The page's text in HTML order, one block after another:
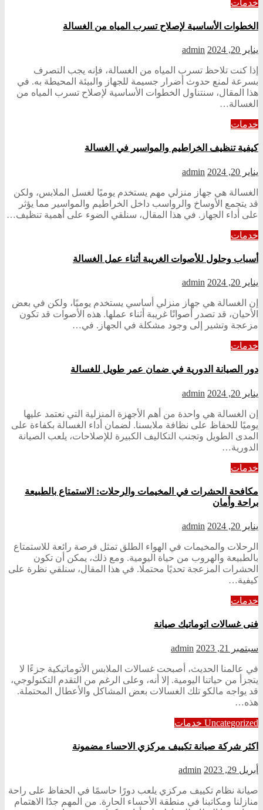
خدمات
الخطوات الأساسية لإصلاح تسرب المياه من الغسالة
يناير 20, 2024 admin
إذا كنت تلاحظ تسرب المياه من الغسالة، فإنه يجب التصرف
بسرعة لمنع حدوث أضرار جسيمة للجهاز والبيئة المحيطة به. في
هذا المقال، سنتناول الخطوات الأساسية لإصلاح تسرب المياه من
الغسالة…
خدمات
كيفية تنظيف الخراطيم والمواسير في الغسالة
يناير 20, 2024 admin
الغسالة هي جهاز منزلي مهم يستخدم يوميًا لغسل الملابس، ولكن
قد يتجمع الأوساخ والرواسب داخل الخراطيم والمواسير مما يؤثر
على أداء الجهاز. في هذا المقال، سنلقي الضوء على أهمية تنظيف…
خدمات
أسباب وحلول للأصوات الغريبة أثناء عمل الغسالة
يناير 20, 2024 admin
إن الغسالة هي جهاز منزلي أساسي يستخدم يوميًا، ولكن في بعض
الأحيان، قد تصدر أصواتًا غريبة أثناء عملها. هذه الأصوات قد تكون
مزعجة وتشير إلى وجود مشكلة في الجهاز. في…
خدمات
دور الصيانة الدورية في ضمان عمر طويل للغسالة
يناير 20, 2024 admin
إن الغسالة هي واحدة من أهم الأجهزة المنزلية التي نعتمد عليها
يوميًا للحفاظ على نظافة ملابسنا. لضمان أداء الغسالة بكفاءة على
المدى الطويل وتجنب التكاليف الكبيرة للإصلاحات، يلعب الصيانة
الدورية…
خدمات
مكافحة الحشرات في المخيمات والرحلات: الاستمتاع بالطبيعة
براحة وأمان
يناير 20, 2024 admin
الرحلات والمخيمات في الهواء الطلق تمثل فرصة رائعة للاستمتاع
بالطبيعة والهروب من حياة اليومية. ومع ذلك، يمكن أن تكون
الحشرات المزعجة تحديًا محتملًا. في هذا المقال، سنلقي نظرة على
كيفية…
خدمات
فنى غسالات اتوماتيك صيانة
سبتمبر 21, 2023 admin
في عالمنا الحديث، أصبحت غسالات الملابس الأتوماتيكية جزءًا لا
يتجزأ من حياتنا اليومية. إلا أنه، وعلى الرغم من التقدم التكنولوجي،
قد يواجه مالكو تلك الغسالات بعض المشاكل والأعطال المحتملة.
هذه…
Uncategorized خدمات
اكثر شركة صيانة تكييف مركزي الاحساء مضمونة
أبريل 29, 2023 admin
صيانة نظام تكييف مركزي يلعب دورًا حاسمًا في الحفاظ على راحة
منازلنا ومكاتبنا في منطقة الأحساء الحارة. من المهم جدًا الاهتمام